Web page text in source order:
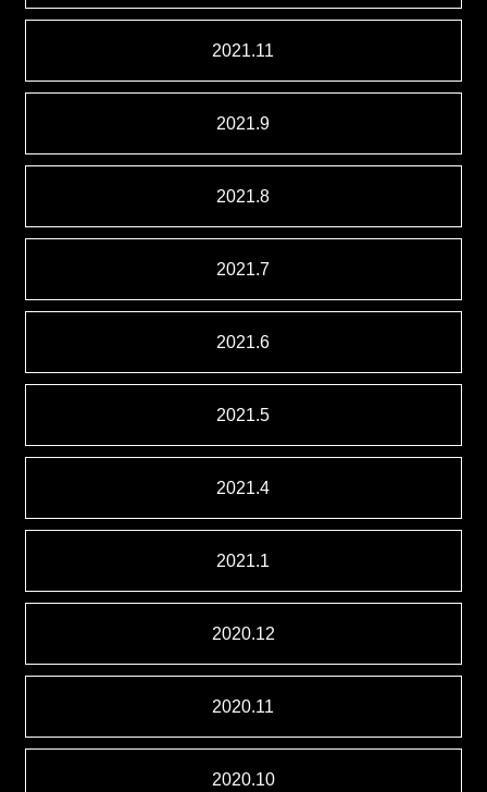
2021.11
2021.9
2021.8
2021.7
2021.6
2021.5
2021.4
2021.1
2020.12
2020.11
2020.10